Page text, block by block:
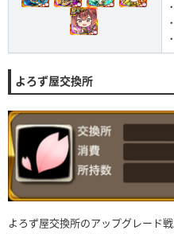
よろず屋交換所
よろず屋交換所のアップグレード